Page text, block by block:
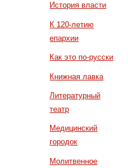
История власти
К 120-летию
епархии
Как это по-русски
Книжная лавка
Литературный
театр
Медицинский
городок
Молитвенное